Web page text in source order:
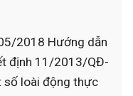
2018 Hướng dẫn
định 11/2013/QĐ-
số loài động thực